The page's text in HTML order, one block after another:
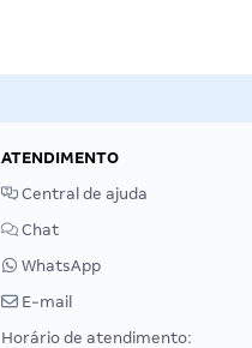
ATENDIMENTO
Central de ajuda
Chat
WhatsApp
E-mail
Horário de atendimento: